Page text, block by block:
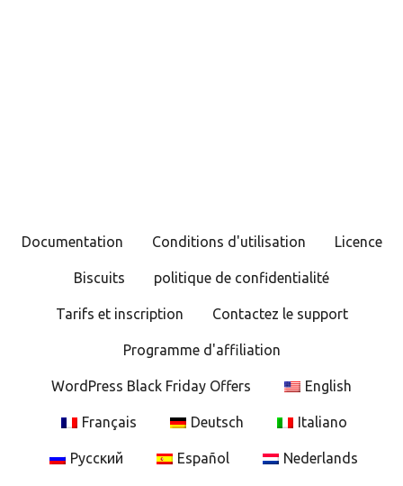
a
Documentation Conditions d'utilisation Licence
Biscuits politique de confidentialité
Tarifs et inscription Contactez le support
Programme d'affiliation
WordPress Black Friday Offers English
Français Deutsch Italiano
Русский Español Nederlands